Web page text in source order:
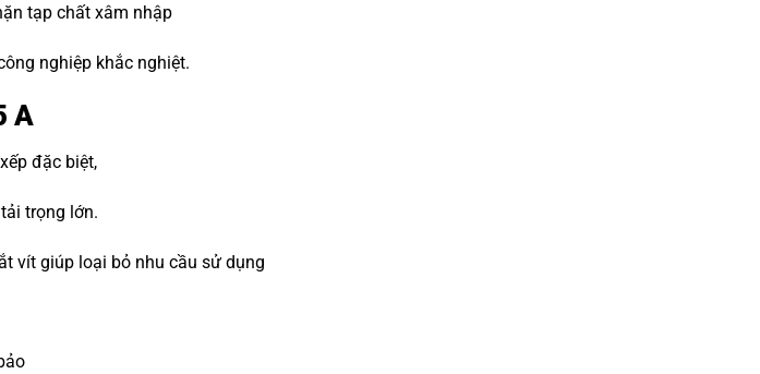
tạp chất xâm nhập
nghiệp khắc nghiệt.
A
đặc biệt,
trọng lớn.
vít giúp loại bỏ nhu cầu sử dụng